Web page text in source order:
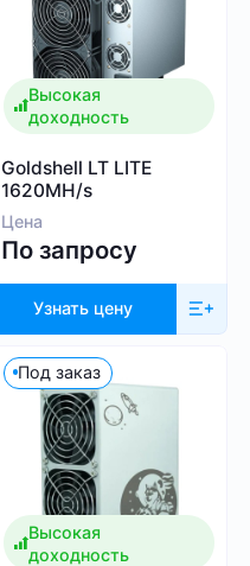
Высокая
доходность
Goldshell LT LITE
1620MH/s
Цена
По запросу
Узнать цену
Под заказ
Высокая
доходность